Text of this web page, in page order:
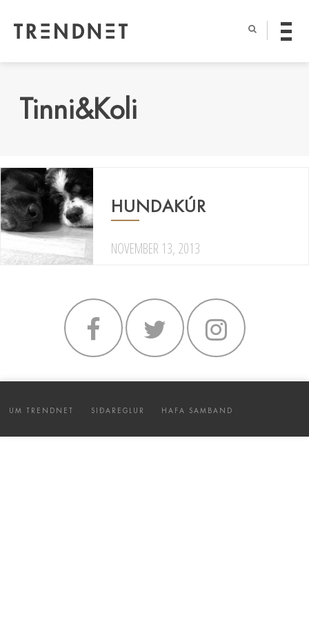
Tinni&Koli
HUNDAKÚR
NOVEMBER 13, 2013
UM TRENDNET SIÐAREGLUR HAFA SAMBAND